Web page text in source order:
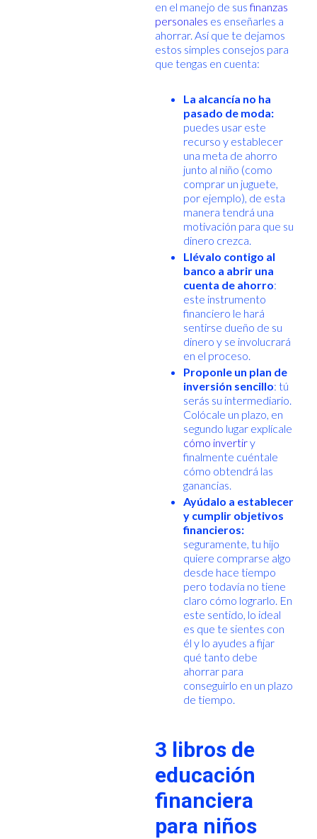
en el manejo de susfinanzas
personales es enseñarles a
ahorrar. Así que te dejamos
estos simples consejos para
que tengas en cuenta:
La alcancía no ha
pasado de moda:
puedes usar este
recurso y establecer
una meta de ahorro
junto al niño (como
comprar un juguete,
por ejemplo), de esta
manera tendrá una
motivación para que su
dinero crezca.
Llévalo contigo al
banco a abrir una
cuenta de ahorro:
este instrumento
financiero le hará
sentirse dueño de su
dinero y se involucrará
en el proceso.
Proponle un plan de
inversión sencillo: tú
serás su intermediario.
Colócale un plazo, en
segundo lugar explícale
cómo invertiry
finalmente cuéntale
cómo obtendrá las
ganancias.
Ayúdalo a establecer
y cumplir objetivos
financieros:
seguramente, tu hijo
quiere comprarse algo
desde hace tiempo
pero todavía no tiene
claro cómo lograrlo. En
este sentido, lo ideal
es que te sientes con
él y lo ayudes a fijar
qué tanto debe
ahorrar para
conseguirlo en un plazo
de tiempo.
3 libros de
educación
financiera
para niños